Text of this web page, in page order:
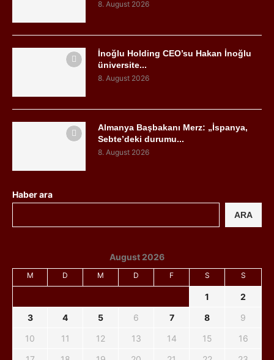
8. August 2026
İnoğlu Holding CEO’su Hakan İnoğlu
üniversite...
8. August 2026
Almanya Başbakanı Merz: „İspanya,
Sebte’deki durumu...
8. August 2026
Haber ara
ARA
August 2026
M D M D F S S
1
2
3
4 5 6 7 8
9
10
11 12 13 14 15
16